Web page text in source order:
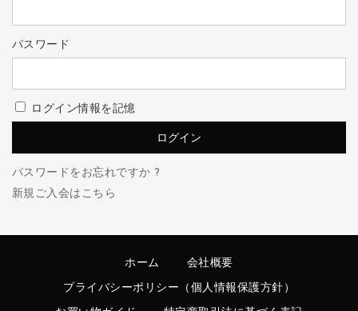
パスワード
ログイン情報を記憶
パスワードをお忘れですか ?
新規ご入会はこちら
ホーム 会社概要
プライバシーポリシー（個人情報保護方針）